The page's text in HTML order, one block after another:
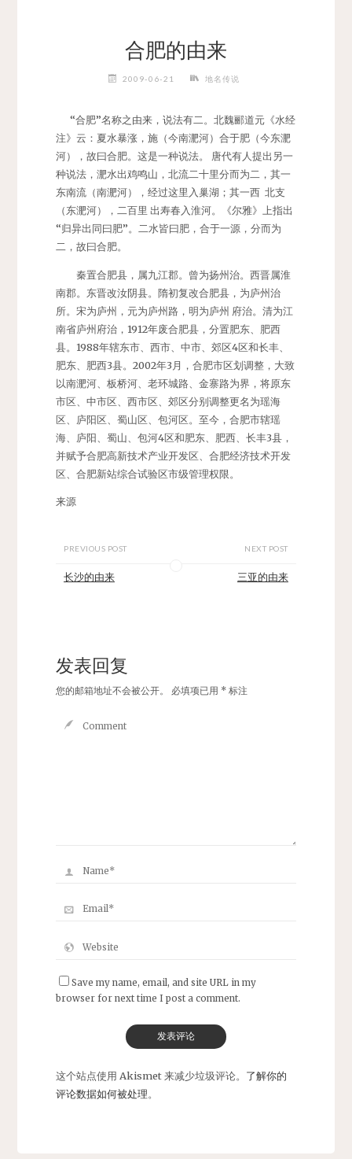
合肥的由来
2009-06-21 地名传说
“合肥”名称之由来，说法有二。北魏郦道元《水经
注》云：夏水暴涨，施（今南淝河）合于肥（今东淝
河），故曰合肥。这是一种说法。 唐代有人提出另一
种说法，淝水出鸡鸣山，北流二十里分而为二，其一
东南流（南淝河），经过这里入巢湖；其一西 北支
（东淝河），二百里 出寿春入淮河。《尔雅》上指出
“归异出同曰肥”。二水皆曰肥，合于一源，分而为
二，故曰合肥。
秦置合肥县，属九江郡。曾为扬州治。西晋属淮
南郡。东晋改汝阴县。隋初复改合肥县，为庐州治
所。宋为庐州，元为庐州路，明为庐州 府治。清为江
南省庐州府治，1912年废合肥县，分置肥东、肥西
县。1988年辖东市、西市、中市、郊区4区和长丰、
肥东、肥西3县。2002年3月，合肥市区划调整，大致
以南淝河、板桥河、老环城路、金寨路为界，将原东
市区、中市区、西市区、郊区分别调整更名为瑶海
区、庐阳区、蜀山区、包河区。至今，合肥市辖瑶
海、庐阳、蜀山、包河4区和肥东、肥西、长丰3县，
并赋予合肥高新技术产业开发区、合肥经济技术开发
区、合肥新站综合试验区市级管理权限。
来源
PREVIOUS POST
长沙的由来
NEXT POST
三亚的由来
发表回复
您的邮箱地址不会被公开。 必填项已用 *标注
Save my name, email, and site URL in my
browser for next time I post a comment.
这个站点使用 Akismet 来减少垃圾评论。 了解你的
评论数据如何被处理。